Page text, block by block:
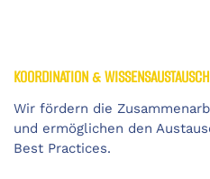
KOORDINATION & WISSENSAUSTAUSCH
Wir fördern die
und ermöglichen den
Best Practices.